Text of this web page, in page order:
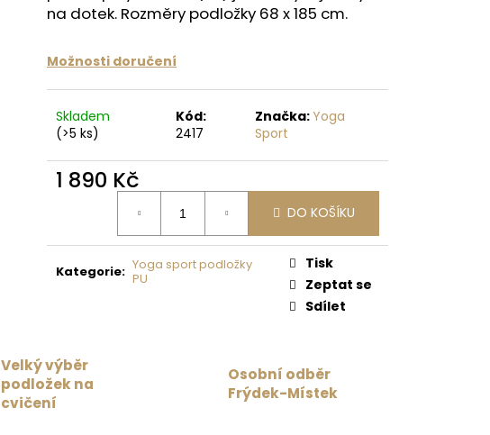
na dotek. Rozměry podložky 68 x 185 cm.
Možnosti doručení
Skladem
(>5 ks)
Kód:
2417
Značka:Yoga
Sport
1 890 Kč
DO KOŠÍKU
Kategorie: Yoga sport podložky
PU
Tisk
Zeptat se
Sdílet
Velký výběr
podložek na
cvičení
Osobní odběr
Frýdek-Místek
1 699 Kč